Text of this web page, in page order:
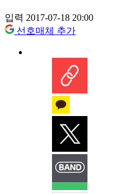
입력 2017-07-18 20:00
선호매체 추가